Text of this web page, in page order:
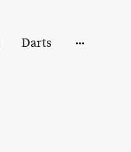
Darts